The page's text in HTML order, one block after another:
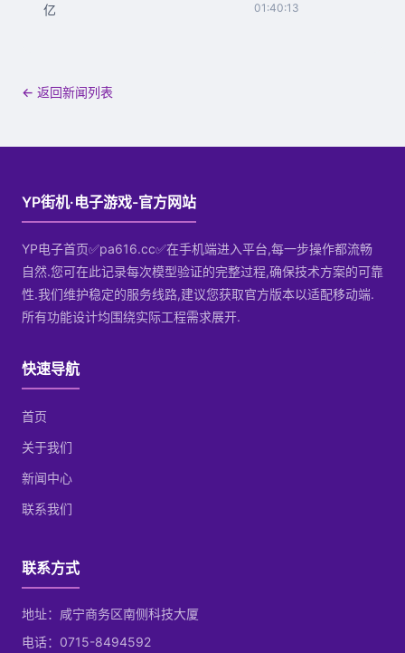
亿
01:40:13
← 返回新闻列表
YP街机·电子游戏-官方网站
YP电子首页✅pa616.cc✅在手机端进入平台,每一步操作都流畅
自然.您可在此记录每次模型验证的完整过程,确保技术方案的可靠
性.我们维护稳定的服务线路,建议您获取官方版本以适配移动端.
所有功能设计均围绕实际工程需求展开.
快速导航
首页
关于我们
新闻中心
联系我们
联系方式
地址：咸宁商务区南侧科技大厦
电话：0715-8494592